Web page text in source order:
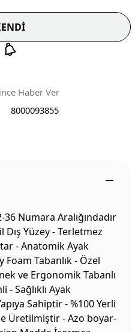
Haber Ver
8000093855
36 Numara Aralığındadır
Dış Yüzey - Terletmez
- Anatomik Ayak
Tabanlık - Özel
ve Ergonomik Tabanlı
- Sağlıklı Ayak
Sahiptir - %100 Yerli
Üretilmiştir - Azo boyar-